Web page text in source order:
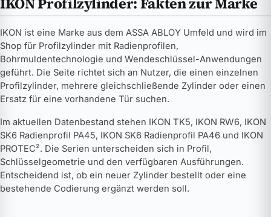
IKON ist eine Marke aus dem ASSA ABLOY Umfeld und wird im
Shop für Profilzylinder mit Radienprofilen,
Bohrmuldentechnologie und Wendeschlüssel-Anwendungen
geführt. Die Seite richtet sich an Nutzer, die einen einzelnen
Profilzylinder, mehrere gleichschließende Zylinder oder einen
Ersatz für eine vorhandene Tür suchen.
Im aktuellen Datenbestand stehen IKON TK5, IKON RW6, IKON
SK6 Radienprofil PA45, IKON SK6 Radienprofil PA46 und IKON
PROTEC². Die Serien unterscheiden sich in Profil,
Schlüsselgeometrie und den verfügbaren Ausführungen.
Entscheidend ist, ob ein neuer Zylinder bestellt oder eine
bestehende Codierung ergänzt werden soll.